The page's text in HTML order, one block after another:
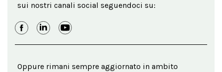
sui nostri canali social seguendoci su:
Oppure rimani sempre aggiornato in ambito